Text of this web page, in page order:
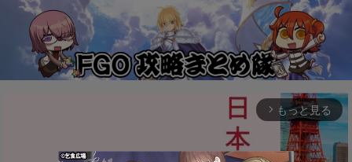
arrow_forward_ios もっと見る